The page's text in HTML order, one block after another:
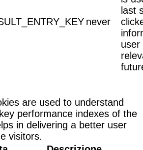
never
last
user
are used to understand
performance indexes of the
in delivering a better user
visitors.